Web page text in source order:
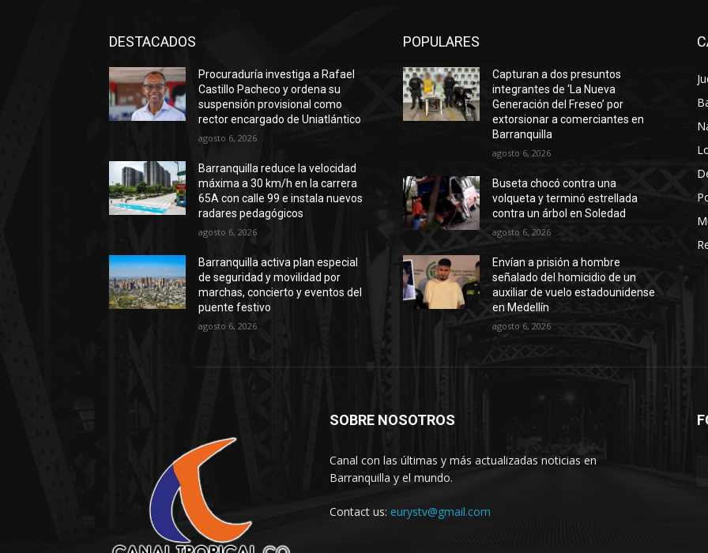
DESTACADOS
Procuraduría investiga a Rafael
Castillo Pacheco y ordena su
suspensión provisional como
rector encargado de Uniatlántico
agosto 6, 2026
Barranquilla reduce la velocidad
máxima a 30 km/h en la carrera
65A con calle 99 e instala nuevos
radares pedagógicos
agosto 6, 2026
Barranquilla activa plan especial
de seguridad y movilidad por
marchas, concierto y eventos del
puente festivo
agosto 6, 2026
POPULARES
Capturan a dos presuntos
integrantes de ‘La Nueva
Generación del Freseo’ por
extorsionar a comerciantes en
Barranquilla
agosto 6, 2026
Buseta chocó contra una
volqueta y terminó estrellada
contra un árbol en Soledad
agosto 6, 2026
Envían a prisión a hombre
señalado del homicidio de un
auxiliar de vuelo estadounidense
en Medellín
agosto 6, 2026
SOBRE NOSOTROS
Canal con las últimas y más actualizadas noticias en
Barranquilla y el mundo.
Contact us: eurystv@gmail.com